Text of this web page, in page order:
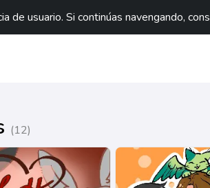
usuario. Si continúas navengando,
(12)